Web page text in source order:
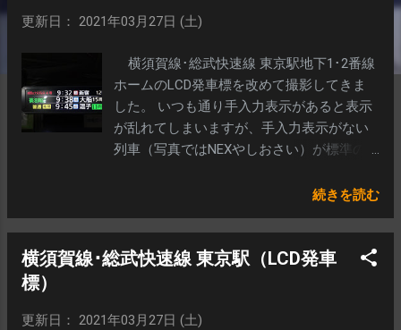
更新日： 2021年03月27日 (土)
横須賀線･総武快速線 東京駅地下1･2番線
ホームのLCD発車標を改めて撮影してきま
した。 いつも通り手入力表示があると表示
が乱れてしまいますが、手入力表示がない
列車（写真ではNEXやしおさい）が標準の
係で見づらい写真です…。 3段目に表示さ
いため、多分標準の割付だと思います。 た
だLED発車標では手入力（馬喰町錦糸町方
示されるのは、普通大船行のみと思われま
続きを読む
横須賀線･総武快速線 東京駅（LCD発車
標）
更新日： 2021年03月27日 (土)